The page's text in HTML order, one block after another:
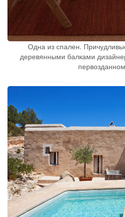
Одна из спален.
деревянными балками